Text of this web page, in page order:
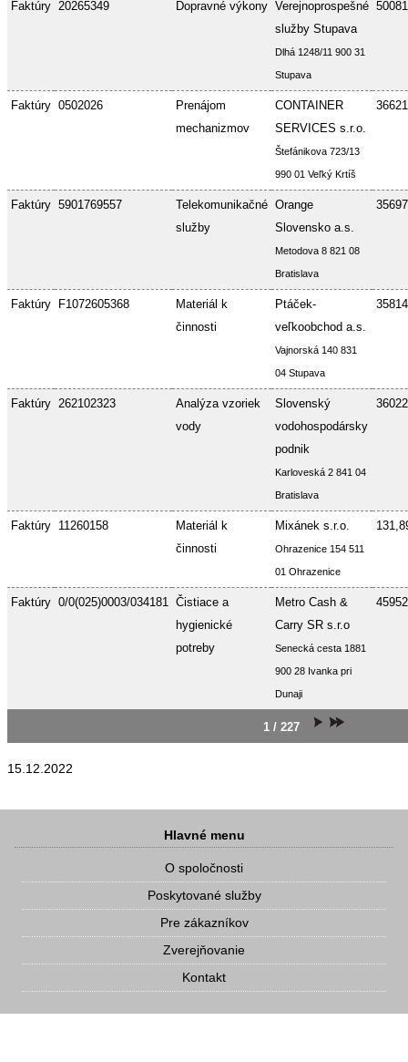
Faktúry 20265349 Dopravné výkony Verejnoprospešné
služby Stupava
Dlhá 1248/11 900 31
Stupava
Faktúry 0502026
Prenájom
mechanizmov
CONTAINER
SERVICES s.r.o.
Štefánikova 723/13
990 01 Veľký Krtíš
Faktúry 5901769557
Telekomunikačné
služby
Orange
Slovensko a.s.
Metodova 8 821 08
Bratislava
Faktúry F1072605368
Materiál k
činnosti
Ptáček-
veľkoobchod a.s.
Vajnorská 140 831
04 Stupava
Faktúry 262102323
Analýza vzoriek
vody
Slovenský
vodohospodársky
podnik
Karloveská 2 841 04
Bratislava
Faktúry 11260158
Materiál k
činnosti
Mixánek s.r.o.
Ohrazenice 154 511
01 Ohrazenice
Faktúry 0/0(025)0003/034181 Čistiace a
hygienické
potreby
Metro Cash &
Carry SR s.r.o
Senecká cesta 1881
900 28 Ivanka pri
Dunaji
1 / 227
15.12.2022
Hlavné menu
O spoločnosti
Poskytované služby
Pre zákazníkov
Zverejňovanie
Kontakt